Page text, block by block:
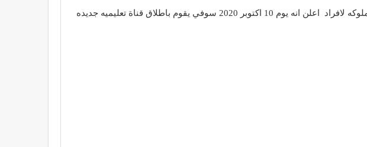
يوم احتفال ابراهيم عادل بقناته علي اليوتيوب انها اصبحت القناة الاكبر في العالم كا قناة تعليمية مملوكه لافراد اعلن انه يوم 10 اكتوبر 2020 سوفي يقوم باطلاق قناة تعليميه جديده